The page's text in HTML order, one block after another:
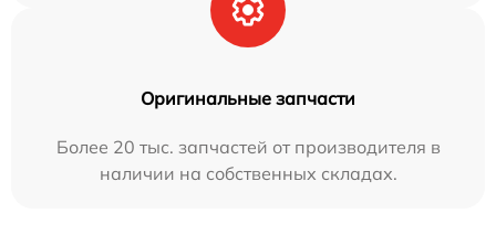
Оригинальные запчасти
Более 20 тыс. запчастей от производителя в
наличии на собственных складах.